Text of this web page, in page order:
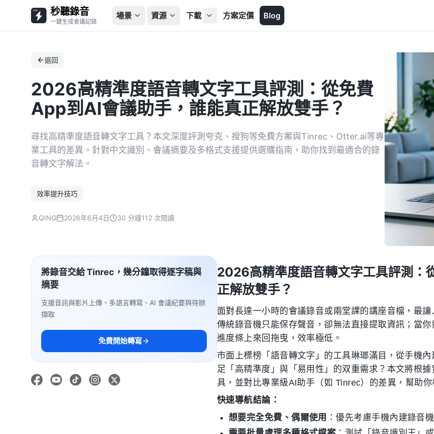
秒聽錄音
一鍵生成會議記錄
場景 資源 下載 方案定價 Blog
返回
2026高精準度語音轉文字工具評測：從免費
App到AI會議助手，誰能真正解放雙手？
尋找高精準度語音轉文字工具？本文深度評測夸克、搜狗等免費方案與Tinrec、Otter.ai等專
業工具的差異。針對中文識別、會議摘要及多格式支援提供選購指南，助你找到最適合的錄
音轉文字解法。
效率提升技巧
QING 2026年6月4日 30 分鐘112 次閱讀
將錄音交給 Tinrec，幾分鐘取得逐字稿與
摘要
支援音訊與影片上傳、多語言轉寫、AI 會議紀要與待辦
擷取
免費開始轉寫
2026高精準度語音轉文字工具評測：
正解放雙手？
面對長達一小時的會議錄音或兩堂課的講座音檔，最
傳統錄音機只能保存聲音，卻無法直接提取資訊；當
進度條上來回拖曳，效率極低。
市面上標榜「語音轉文字」的工具琳瑯滿目，從手機
足「高精準度」與「易用性」的双重需求？本文將根
具，並對比專業級AI助手（如 Tinrec）的差異，幫助
快速導航結論：
想要完全免費、偶爾使用 ：優先考慮手機內建錄音